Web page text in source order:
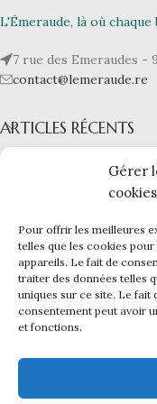
Gérer
cookies
Pour offrir les meilleures
telles que les cookies
appareils. Le fait de
traiter des données telles
uniques sur ce site. Le fait
consentement peut avoir
et fonctions.
L'Émeraude, là où
7 rue des Emeraudes -
contact@lemeraude.re
ARTICLES RÉCENTS
LIENS UTILES
L'ÉMERAUDE|
Ce site a été financé
programme FEDER-
Création du site